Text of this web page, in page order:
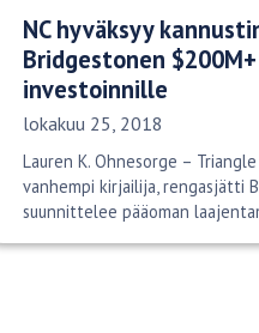
NC hyväksyy
Bridgestonen
investoinnille
Julkaisupäivä:
lokakuu 25, 2018
Lauren K. Ohnesorge –
vanhempi kirjailija, rengasjätti
suunnittelee pääoman